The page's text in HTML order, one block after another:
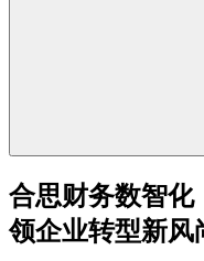
合思财务数智化
领企业转型新风